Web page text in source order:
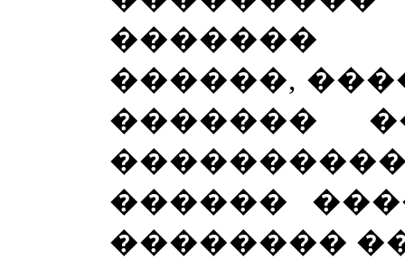
�������
������,
�������
������
��������